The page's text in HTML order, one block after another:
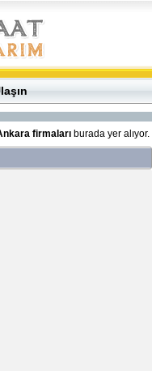
firmaları burada yer alıyor.